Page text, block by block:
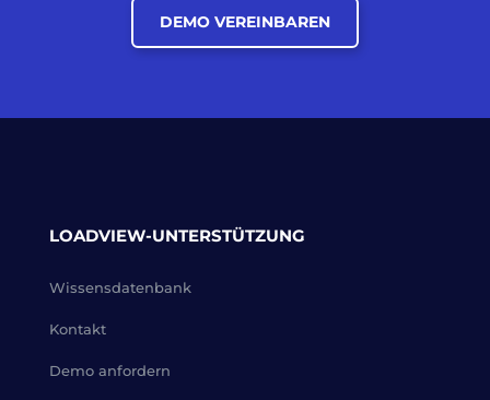
DEMO VEREINBAREN
LOADVIEW-UNTERSTÜTZUNG
Wissensdatenbank
Kontakt
Demo anfordern